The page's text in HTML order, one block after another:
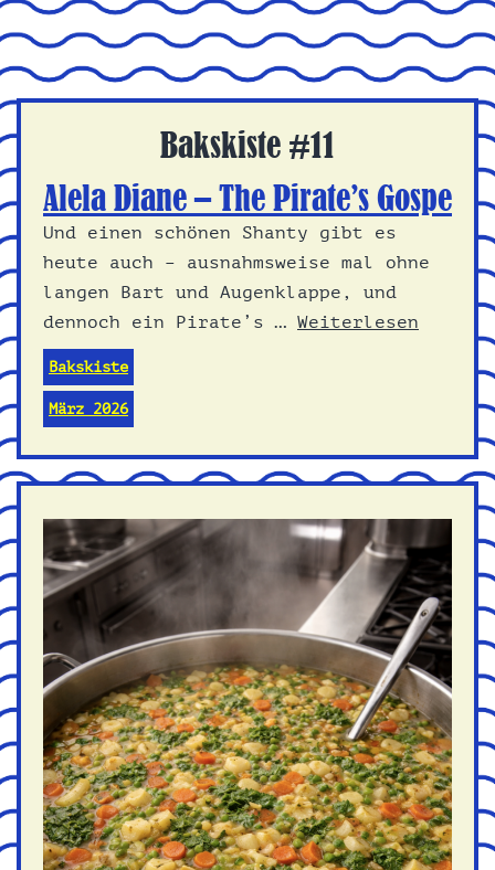
Bakskiste #11
Alela Diane – The Pirate’s Gospe
Und einen schönen Shanty gibt es
heute auch – ausnahmsweise mal ohne
langen Bart und Augenklappe, und
dennoch ein Pirate’s … Weiterlesen
Bakskiste
März 2026